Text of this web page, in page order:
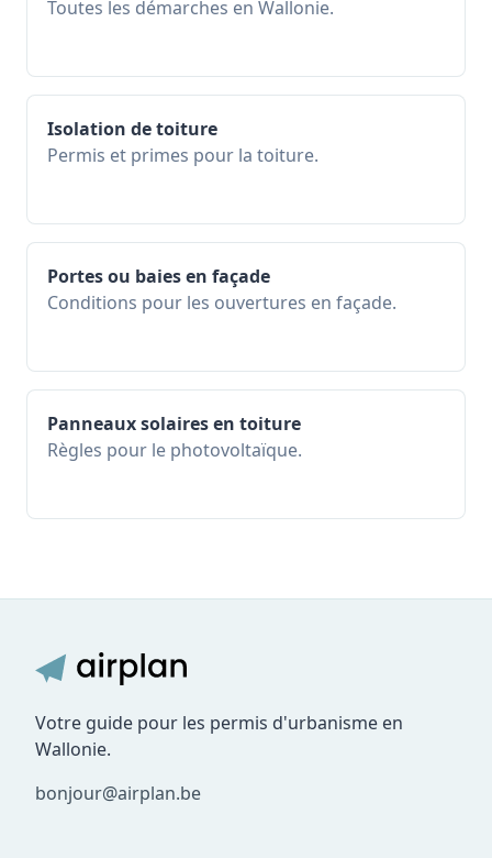
Toutes les démarches en Wallonie.
Isolation de toiture
Permis et primes pour la toiture.
Portes ou baies en façade
Conditions pour les ouvertures en façade.
Panneaux solaires en toiture
Règles pour le photovoltaïque.
Votre guide pour les permis d'urbanisme en
Wallonie.
bonjour@airplan.be